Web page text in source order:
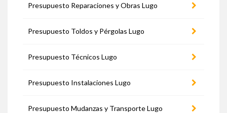
Presupuesto Reparaciones y Obras Lugo
Presupuesto Toldos y Pérgolas Lugo
Presupuesto Técnicos Lugo
Presupuesto Instalaciones Lugo
Presupuesto Mudanzas y Transporte Lugo